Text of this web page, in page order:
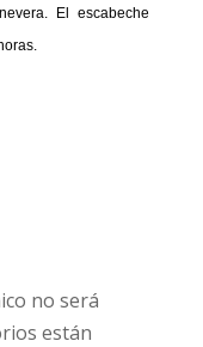
El escabeche
no será
están